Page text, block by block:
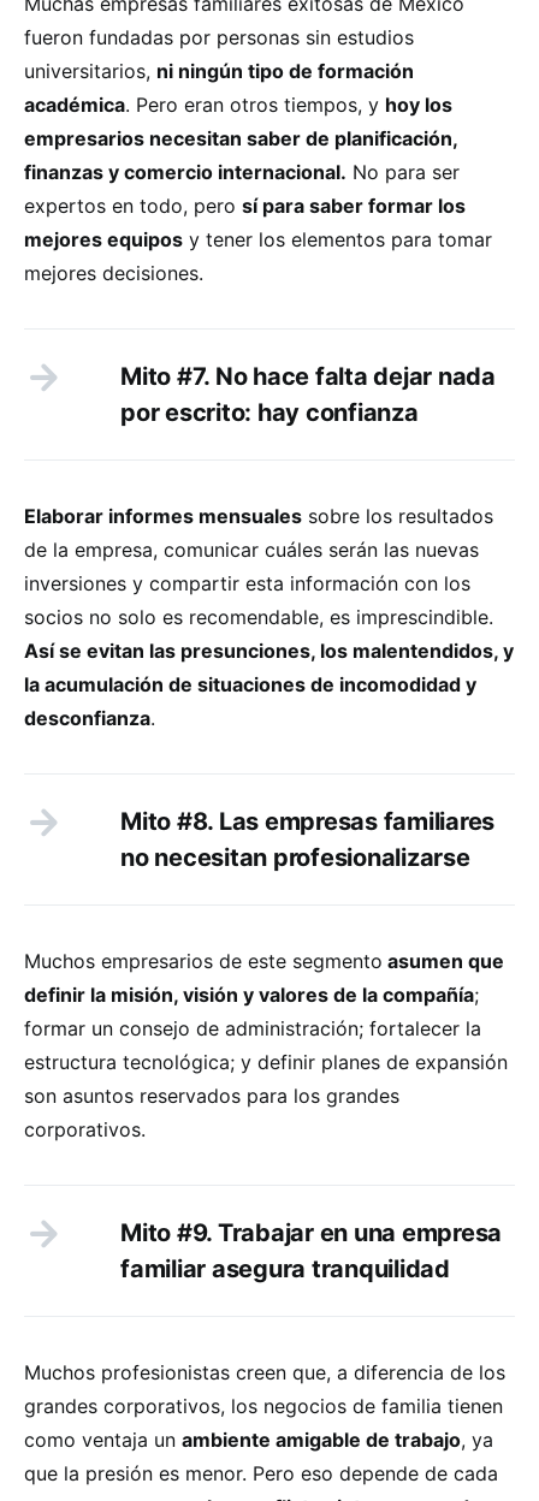
fueron fundadas por personas sin estudios
universitarios, ni ningún tipo de formación
académica. Pero eran otros tiempos, y hoy los
empresarios necesitan saber de planificación,
finanzas y comercio internacional. No para ser
expertos en todo, pero sí para saber formar los
mejores equipos y tener los elementos para tomar
mejores decisiones.
Mito #7. No hace falta dejar nada
por escrito: hay confianza
Elaborar informes mensuales sobre los resultados
de la empresa, comunicar cuáles serán las nuevas
inversiones y compartir esta información con los
socios no solo es recomendable, es imprescindible.
Así se evitan las presunciones, los malentendidos, y
la acumulación de situaciones de incomodidad y
desconfianza.
Mito #8. Las empresas familiares
no necesitan profesionalizarse
Muchos empresarios de este segmento asumen que
definir la misión, visión y valores de la compañía;
formar un consejo de administración; fortalecer la
estructura tecnológica; y definir planes de expansión
son asuntos reservados para los grandes
corporativos.
Mito #9. Trabajar en una empresa
familiar asegura tranquilidad
Muchos profesionistas creen que, a diferencia de los
grandes corporativos, los negocios de familia tienen
como ventaja un ambiente amigable de trabajo, ya
que la presión es menor. Pero eso depende de cada